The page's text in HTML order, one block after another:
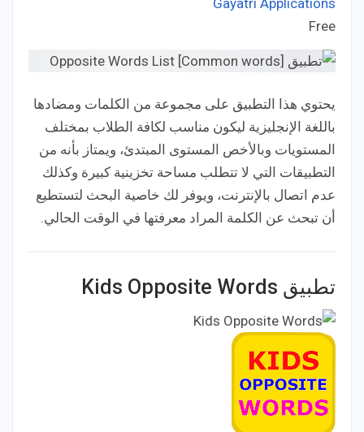
Free
يحتوي هذا التطبيق على مجموعة من الكلمات ومضادها
باللغة الإنجليزية ليكون مناسب لكافة الطلاب بمختلف
المستويات وبالأخص المستوى المبتدئ، ويمتاز بأنه من
التطبيقات التي لا تتطلب مساحة تخزينية كبيرة وكذلك
عدم اتصال بالإنترنت، ويوفر لك خاصية البحث لتستطيع
أن تبحث عن الكلمة المراد معرفتها في الوقت الحالي.
تطبيق Kids Opposite Words